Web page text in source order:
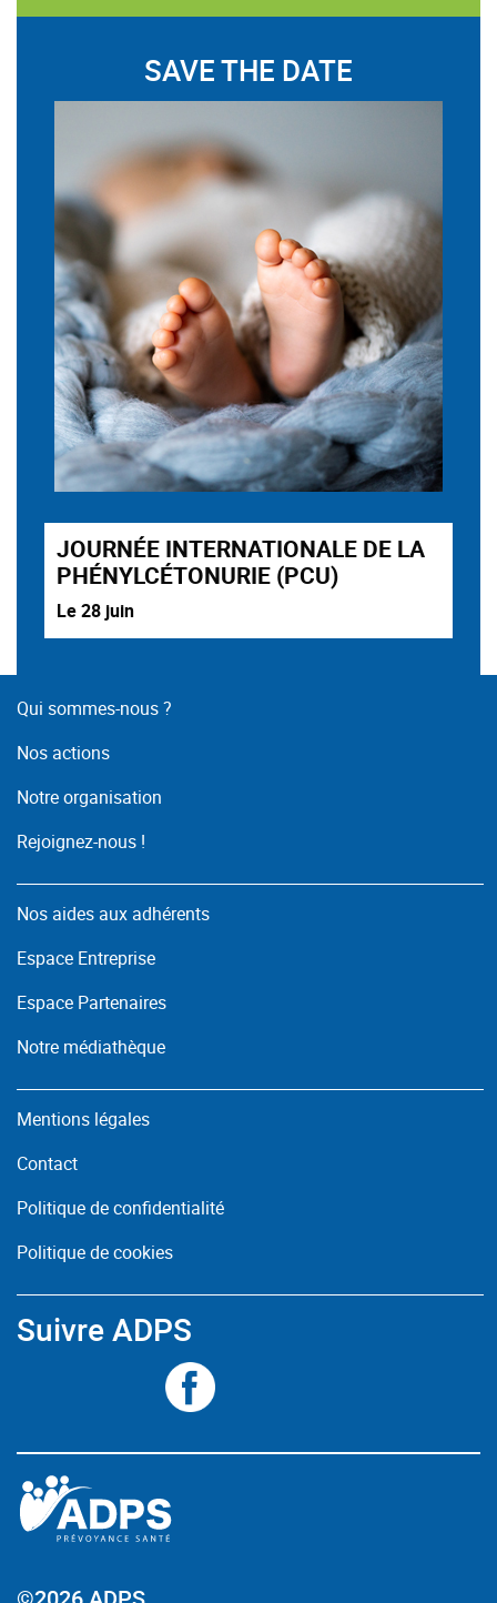
SAVE THE DATE
JOURNÉE INTERNATIONALE DE LA
PHÉNYLCÉTONURIE (PCU)
Le 28 juin
Qui sommes-nous ?
Nos actions
Notre organisation
Rejoignez-nous !
Nos aides aux adhérents
Espace Entreprise
Espace Partenaires
Notre médiathèque
Mentions légales
Contact
Politique de confidentialité
Politique de cookies
Suivre ADPS